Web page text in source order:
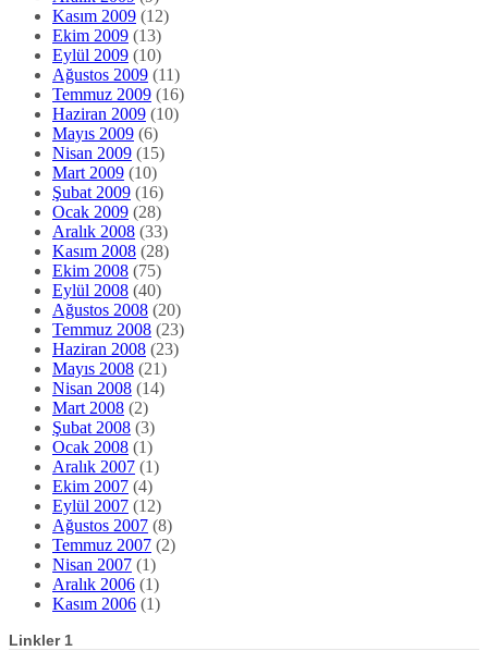
Kasım 2009 (12)
Ekim 2009 (13)
Eylül 2009 (10)
Ağustos 2009 (11)
Temmuz 2009 (16)
Haziran 2009 (10)
Mayıs 2009 (6)
Nisan 2009 (15)
Mart 2009 (10)
Şubat 2009 (16)
Ocak 2009 (28)
Aralık 2008 (33)
Kasım 2008 (28)
Ekim 2008 (75)
Eylül 2008 (40)
Ağustos 2008 (20)
Temmuz 2008 (23)
Haziran 2008 (23)
Mayıs 2008 (21)
Nisan 2008 (14)
Mart 2008 (2)
Şubat 2008 (3)
Ocak 2008 (1)
Aralık 2007 (1)
Ekim 2007 (4)
Eylül 2007 (12)
Ağustos 2007 (8)
Temmuz 2007 (2)
Nisan 2007 (1)
Aralık 2006 (1)
Kasım 2006 (1)
Linkler 1